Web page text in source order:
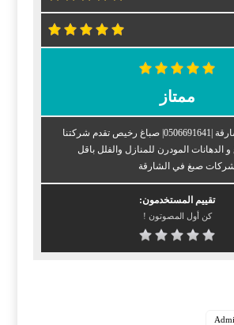
ممتاز
شركة صبغ في الشارقة |0506691641| صباغ رخيص تقدم شركتنا
و الدهانات المودرن للمنازل والفلل باقل
صبغ في الشارقة
تقييم المستخدمون:
كن أول المصوتون !